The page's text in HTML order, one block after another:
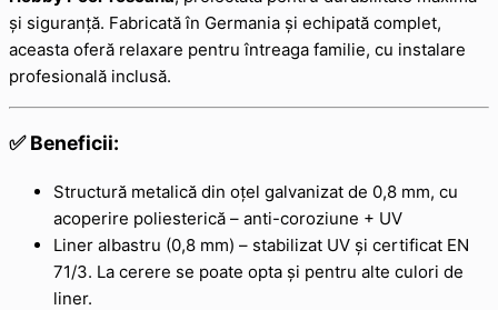
și siguranță. Fabricată în Germania și echipată complet,
aceasta oferă relaxare pentru întreaga familie, cu instalare
profesională inclusă.
✅ Beneficii:
Structură metalică din oțel galvanizat de 0,8 mm, cu
acoperire poliesterică – anti-coroziune + UV
Liner albastru (0,8 mm) – stabilizat UV și certificat EN
71/3. La cerere se poate opta și pentru alte culori de
liner.